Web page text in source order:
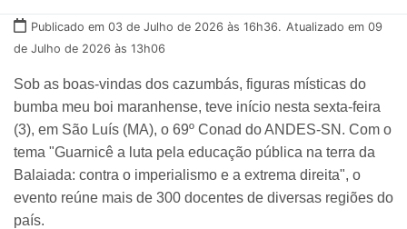
Publicado em 03 de Julho de 2026 às 16h36. Atualizado em 09
de Julho de 2026 às 13h06
Sob as boas-vindas dos cazumbás, figuras místicas do
bumba meu boi maranhense, teve início nesta sexta-feira
(3), em São Luís (MA), o 69º Conad do ANDES-SN. Com o
tema "Guarnicê a luta pela educação pública na terra da
Balaiada: contra o imperialismo e a extrema direita", o
evento reúne mais de 300 docentes de diversas regiões do
país.